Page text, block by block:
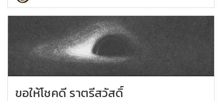
ขอให้โชคดี ราตรีสวัสดิ์